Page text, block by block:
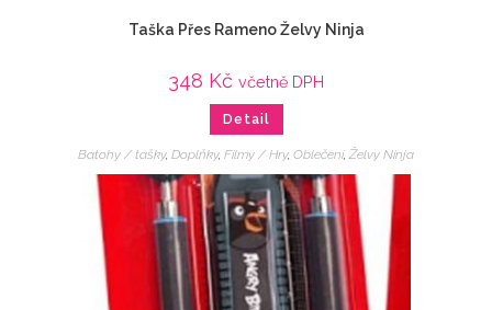
Taška Přes Rameno Želvy Ninja
348 Kč včetně DPH
Detail
Batohy / tašky, Doplňky, Filmy / Hry, Oblečení,Želvy Ninja